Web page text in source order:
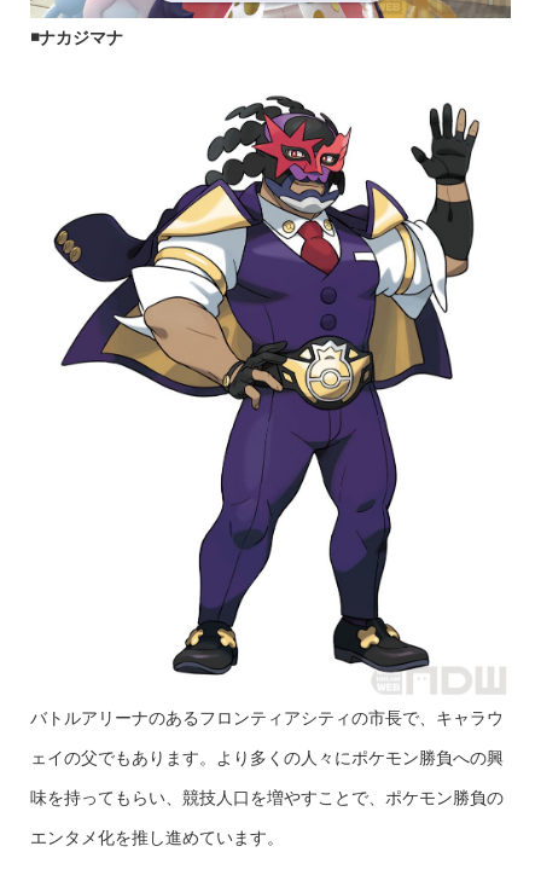
◾️ナカジマナ
バトルアリーナのあるフロンティアシティの市長で、キャラウ
ェイの父でもあります。より多くの人々にポケモン勝負への興
味を持ってもらい、競技人口を増やすことで、ポケモン勝負の
エンタメ化を推し進めています。